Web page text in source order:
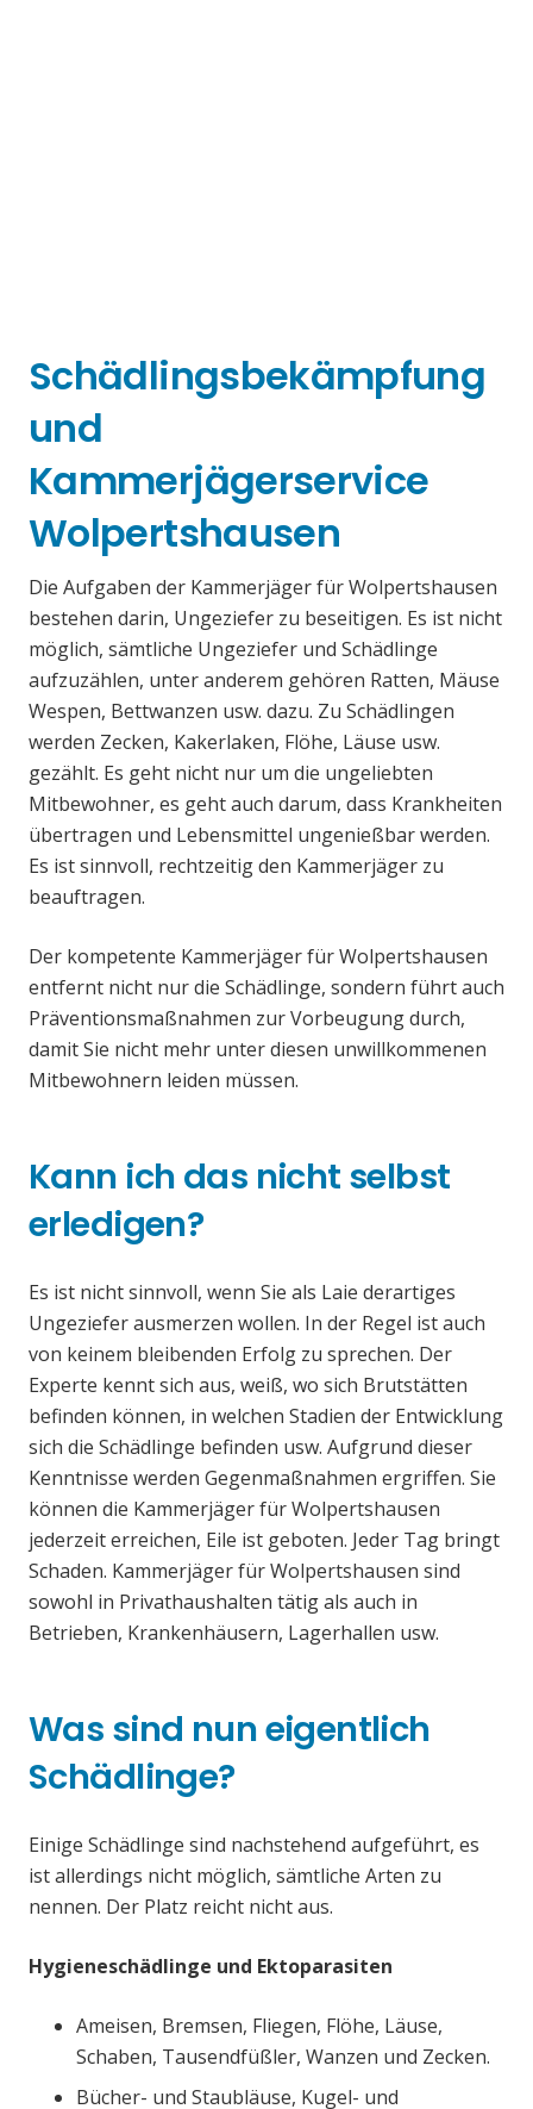
Schädlingsbekämpfung
und
Kammerjägerservice
Wolpertshausen
Die Aufgaben der Kammerjäger für Wolpertshausen
bestehen darin, Ungeziefer zu beseitigen. Es ist nicht
möglich, sämtliche Ungeziefer und Schädlinge
aufzuzählen, unter anderem gehören Ratten, Mäuse
Wespen, Bettwanzen usw. dazu. Zu Schädlingen
werden Zecken, Kakerlaken, Flöhe, Läuse usw.
gezählt. Es geht nicht nur um die ungeliebten
Mitbewohner, es geht auch darum, dass Krankheiten
übertragen und Lebensmittel ungenießbar werden.
Es ist sinnvoll, rechtzeitig den Kammerjäger zu
beauftragen.
Der kompetente Kammerjäger für Wolpertshausen
entfernt nicht nur die Schädlinge, sondern führt auch
Präventionsmaßnahmen zur Vorbeugung durch,
damit Sie nicht mehr unter diesen unwillkommenen
Mitbewohnern leiden müssen.
Kann ich das nicht selbst
erledigen?
Es ist nicht sinnvoll, wenn Sie als Laie derartiges
Ungeziefer ausmerzen wollen. In der Regel ist auch
von keinem bleibenden Erfolg zu sprechen. Der
Experte kennt sich aus, weiß, wo sich Brutstätten
befinden können, in welchen Stadien der Entwicklung
sich die Schädlinge befinden usw. Aufgrund dieser
Kenntnisse werden Gegenmaßnahmen ergriffen. Sie
können die Kammerjäger für Wolpertshausen
jederzeit erreichen, Eile ist geboten. Jeder Tag bringt
Schaden. Kammerjäger für Wolpertshausen sind
sowohl in Privathaushalten tätig als auch in
Betrieben, Krankenhäusern, Lagerhallen usw.
Was sind nun eigentlich
Schädlinge?
Einige Schädlinge sind nachstehend aufgeführt, es
ist allerdings nicht möglich, sämtliche Arten zu
nennen. Der Platz reicht nicht aus.
Hygieneschädlinge und Ektoparasiten
Ameisen, Bremsen, Fliegen, Flöhe, Läuse,
Schaben, Tausendfüßler, Wanzen und Zecken.
Bücher- und Staubläuse, Kugel- und